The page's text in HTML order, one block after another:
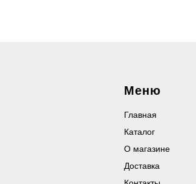
Меню
Главная
Каталог
О магазине
Доставка